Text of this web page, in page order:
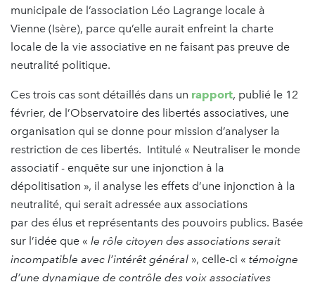
municipale de l’association Léo Lagrange locale à
Vienne (Isère), parce qu’elle aurait enfreint la charte
locale de la vie associative en ne faisant pas preuve de
neutralité politique.
Ces trois cas sont détaillés dans un rapport, publié le 12
février, de l’Observatoire des libertés associatives, une
organisation qui se donne pour mission d’analyser la
restriction de ces libertés. Intitulé « Neutraliser le monde
associatif - enquête sur une injonction à la
dépolitisation », il analyse les effets d’une injonction à la
neutralité, qui serait adressée aux associations
par des élus et représentants des pouvoirs publics. Basée
sur l’idée que « le rôle citoyen des associations serait
incompatible avec l’intérêt général », celle-ci « témoigne
d’une dynamique de contrôle des voix associatives